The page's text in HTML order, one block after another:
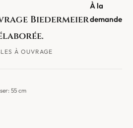
Biedermeier
À OUVRAGE
À la
demande
55 cm